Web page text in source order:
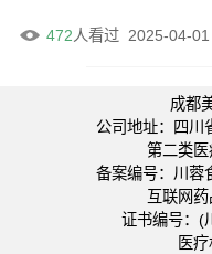
2025-04-
472人看过
成都
公司地址：四川
第二类
备案编号：川蓉
互联网
证书编号：(
医